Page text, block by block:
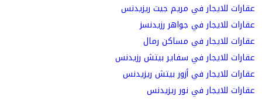
عقارات للايجار في مريم جيت ريزيدنس
عقارات للايجار في جواهر رزيدنسز
عقارات للايجار في مساكن رمال
عقارات للايجار في سفاير بيتش رزيدنس
عقارات للايجار في أزور بيتش ريزيدنس
عقارات للايجار في نور ريزيدنس